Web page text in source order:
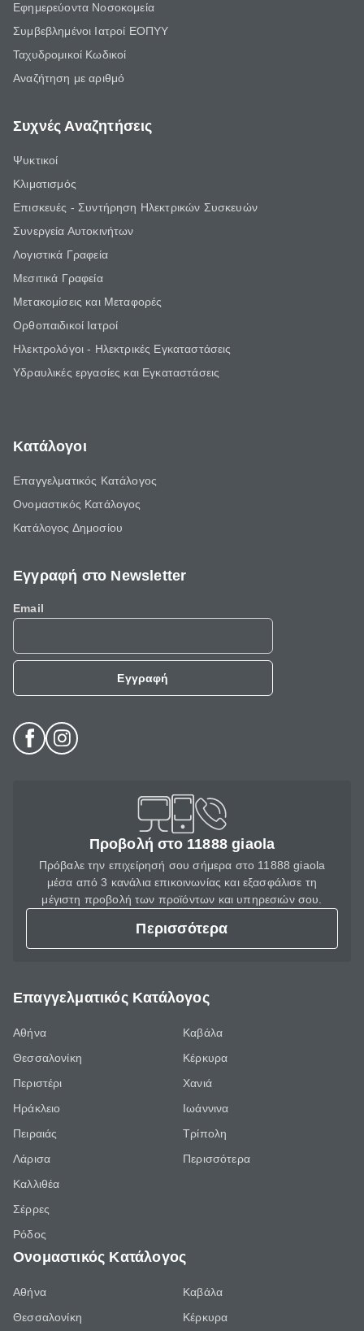
Εφημερεύοντα Νοσοκομεία
Συμβεβλημένοι Ιατροί ΕΟΠΥΥ
Ταχυδρομικοί Κωδικοί
Αναζήτηση με αριθμό
Συχνές Αναζητήσεις
Ψυκτικοί
Κλιματισμός
Επισκευές - Συντήρηση Ηλεκτρικών Συσκευών
Συνεργεία Αυτοκινήτων
Λογιστικά Γραφεία
Μεσιτικά Γραφεία
Μετακομίσεις και Μεταφορές
Ορθοπαιδικοί Ιατροί
Ηλεκτρολόγοι - Ηλεκτρικές Εγκαταστάσεις
Υδραυλικές εργασίες και Εγκαταστάσεις
Κατάλογοι
Επαγγελματικός Κατάλογος
Ονομαστικός Κατάλογος
Κατάλογος Δημοσίου
Εγγραφή στο Newsletter
Email
Εγγραφή
Προβολή στο 11888 giaola
Πρόβαλε την επιχείρησή σου σήμερα στο 11888 giaola
μέσα από 3 κανάλια επικοινωνίας και εξασφάλισε τη
μέγιστη προβολή των προϊόντων και υπηρεσιών σου.
Περισσότερα
Επαγγελματικός Κατάλογος
Αθήνα
Θεσσαλονίκη
Περιστέρι
Ηράκλειο
Πειραιάς
Λάρισα
Καλλιθέα
Σέρρες
Ρόδος
Καβάλα
Κέρκυρα
Χανιά
Ιωάννινα
Τρίπολη
Περισσότερα
Ονομαστικός Κατάλογος
Αθήνα
Θεσσαλονίκη
Καβάλα
Κέρκυρα